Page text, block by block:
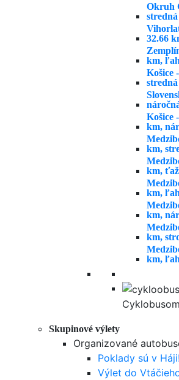
Okruh
stredná
32.66
km,
Košice
stredná
Košice
km,
km,
km,
km,
km,
km,
km,
Skupinové výlety
Organizované
Poklady sú v Háji!
Výlet do